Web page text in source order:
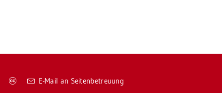
Co­
E-Mail an Sei­ten­be­treu­ung